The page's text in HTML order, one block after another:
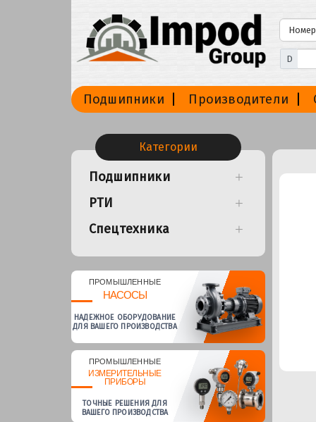
D
Подшипники Производители
Категории
Подшипники
РТИ
Спецтехника
ПРОМЫШЛЕННЫЕ
НАСОСЫ
НАДЕЖНОЕ ОБОРУДОВАНИЕ
ДЛЯ ВАШЕГО ПРОИЗВОДСТВА
ПРОМЫШЛЕННЫЕ
ИЗМЕРИТЕЛЬНЫЕ
ПРИБОРЫ
ТОЧНЫЕ РЕШЕНИЯ ДЛЯ
ВАШЕГО ПРОИЗВОДСТВА